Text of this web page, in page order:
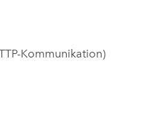
Kommunikation)